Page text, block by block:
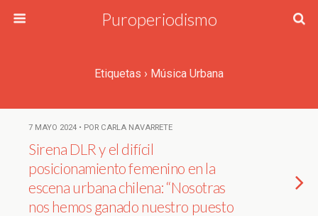
Puroperiodismo
Etiquetas › Música Urbana
7 MAYO 2024 • POR CARLA NAVARRETE
Sirena DLR y el difícil
posicionamiento femenino en la
escena urbana chilena: “Nosotras
nos hemos ganado nuestro puesto